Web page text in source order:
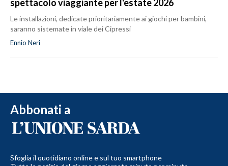
spettacolo viaggiante per l'estate 2026
Le installazioni, dedicate prioritariamente ai giochi per bambini,
saranno sistemate in viale dei Cipressi
Ennio Neri
Abbonati a
Sfoglia il quotidiano online e sul tuo smartphone